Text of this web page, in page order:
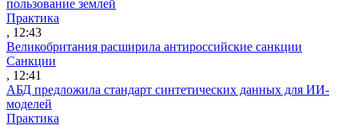
пользование землей
Практика
, 12:43
Великобритания расширила антироссийские санкции
Санкции
, 12:41
АБД предложила стандарт синтетических данных для ИИ-
моделей
Практика